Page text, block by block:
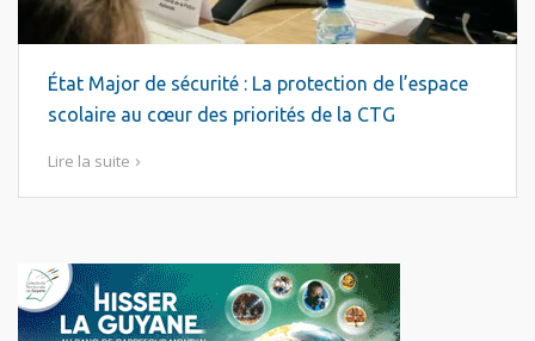
État Major de sécurité : La protection de l’espace
scolaire au cœur des priorités de la CTG
Lire la suite